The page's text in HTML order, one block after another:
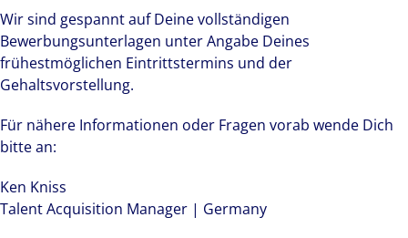
Wir sind gespannt auf Deine vollständigen
Bewerbungsunterlagen unter Angabe Deines
frühestmöglichen Eintrittstermins und der
Gehaltsvorstellung.
Für nähere Informationen oder Fragen vorab wende Dich
bitte an:
Ken Kniss
Talent Acquisition Manager | Germany